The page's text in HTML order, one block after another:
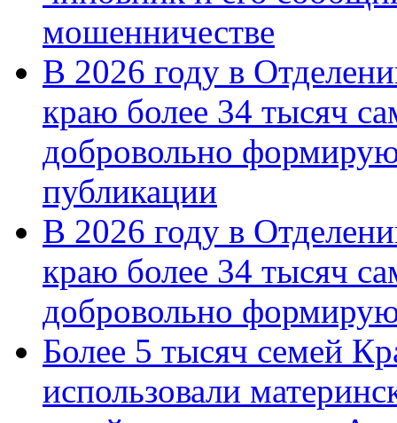
мошенничестве
В 2026 году в
краю более 34 тысяч
добровольно
публикации
В 2026 году в
краю более 34 тысяч
добровольно
Более 5 тысяч семей
использовали